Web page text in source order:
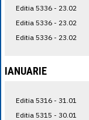
Editia 5336 - 23.02
Editia 5336 - 23.02
Editia 5336 - 23.02
IANUARIE
Editia 5316 - 31.01
Editia 5315 - 30.01